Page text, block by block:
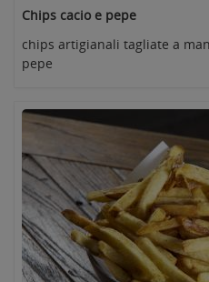
Chips cacio e pepe
chips artigianali tagliate a
pepe